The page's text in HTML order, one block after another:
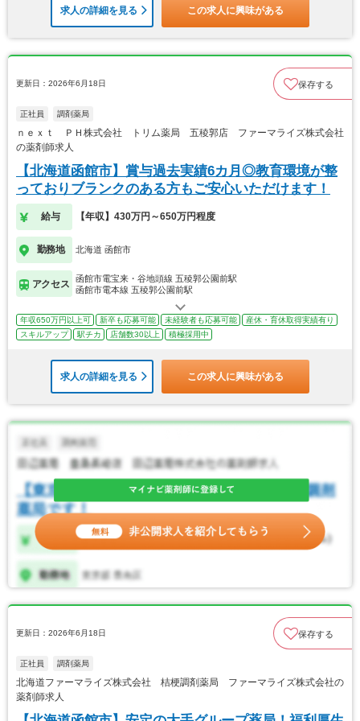
求人の詳細を見る この求人に興味がある
更新日：2026年6月18日 保存する
正社員 調剤薬局
ｎｅｘｔ ＰＨ株式会社 トリム薬局 五稜郭店 ファーマライズ株式会社
の薬剤師求人
【北海道函館市】賞与過去実績6カ月◎教育環境が整
っておりブランクのある方もご安心いただけます！
給与 【年収】430万円～650万円程度
勤務地 北海道 函館市
アクセス
函館市電宝来・谷地頭線 五稜郭公園前駅
函館市電本線 五稜郭公園前駅
年収650万円以上可 新卒も応募可能 未経験者も応募可能
産休・育休取得実績有り
スキルアップ
駅チカ 店舗数30以上 積極採用中
求人の詳細を見る この求人に興味がある
更新日：2026年6月18日 保存する
正社員 調剤薬局
北海道ファーマライズ株式会社 桔梗調剤薬局 ファーマライズ株式会社の
薬剤師求人